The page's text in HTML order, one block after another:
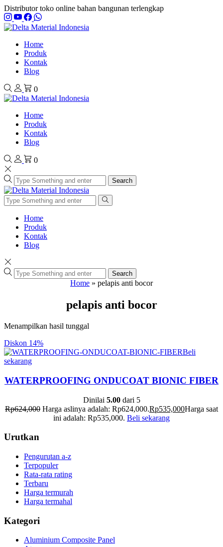
Distributor toko online bahan bangunan terlengkap
Home
Produk
Kontak
Blog
0
Home
Produk
Kontak
Blog
0
Search
Home
Produk
Kontak
Blog
Search
Home » pelapis anti bocor
pelapis anti bocor
Menampilkan hasil tunggal
Diskon 14%
Beli
sekarang
WATERPROOFING ONDUCOAT BIONIC FIBER
Dinilai 5.00dari 5
Rp624,000 Harga aslinya adalah: Rp624,000.Rp535,000Harga saat
ini adalah: Rp535,000. Beli sekarang
Urutkan
Pengurutan a-z
Terpopuler
Rata-rata rating
Terbaru
Harga termurah
Harga termahal
Kategori
Aluminium Composite Panel